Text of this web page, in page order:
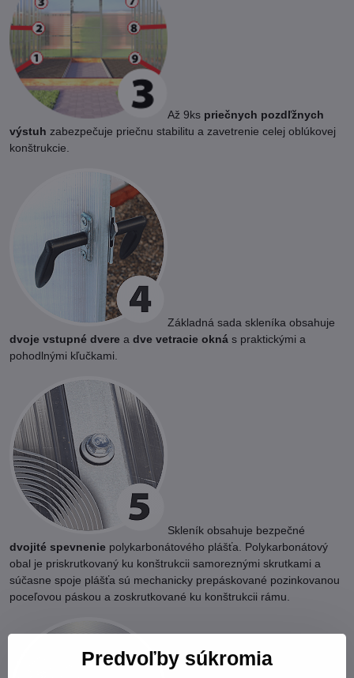
Až 9ks priečnych pozdľžnych
výstuh zabezpečuje priečnu stabilitu a zavetrenie celej oblúkovej
konštrukcie.
Základná sada skleníka obsahuje
dvoje vstupné dvere a dve vetracie okná s praktickými a
pohodlnými kľučkami.
Skleník obsahuje bezpečné
dvojité spevnenie polykarbonátového plášťa. Polykarbonátový
obal je priskrutkovaný ku konštrukcii samoreznými skrutkami a
súčasne spoje plášťa sú mechanicky prepáskované pozinkovanou
poceľovou páskou a zoskrutkované ku konštrukcii rámu.
Predvoľby súkromia